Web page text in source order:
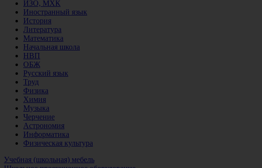
ИЗО, МХК
Иностранный язык
История
Литература
Математика
Начальная школа
НВП
ОБЖ
Русский язык
Труд
Физика
Химия
Музыка
Черчение
Астрономия
Информатика
Физическая культура
Учебная (школьная) мебель